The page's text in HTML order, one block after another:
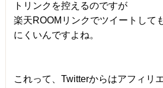
トリンクを控えるのですが
楽天ROOMリンクでツイートして
にくいんですよね。
これって、Twitterからはアフィリ